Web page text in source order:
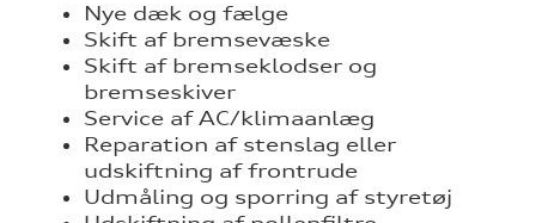
Nye dæk og fælge
Skift af bremsevæske
Skift af bremseklodser og
bremseskiver
Service af AC/klimaanlæg
Reparation af stenslag eller
udskiftning af frontrude
Udmåling og sporring af styretøj